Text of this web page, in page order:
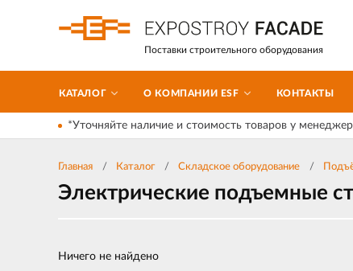
Поставки строительного оборудования
КАТАЛОГ О КОМПАНИИ ESF КОНТАКТЫ
*Уточняйте наличие и стоимость товаров у
Главная Каталог Складское оборудование
Электрические подъемные
Ничего не найдено